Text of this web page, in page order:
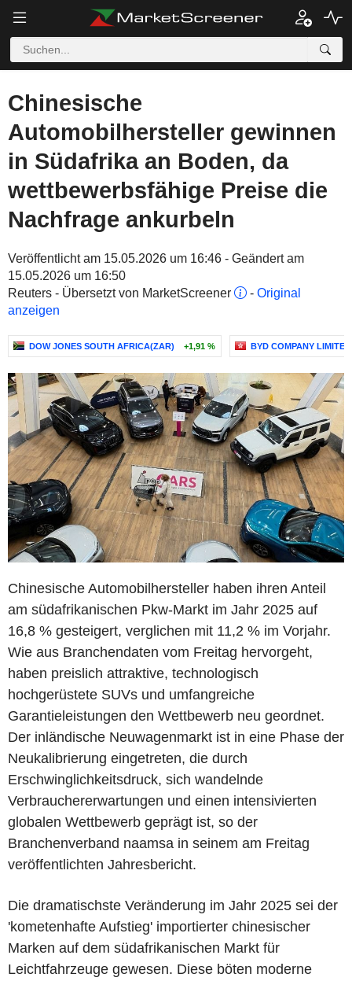
Chinesische
Automobilhersteller gewinnen
in Südafrika an Boden, da
wettbewerbsfähige Preise die
Nachfrage ankurbeln
Veröffentlicht am 15.05.2026 um 16:46 - Geändert am
15.05.2026 um 16:50
Reuters - Übersetzt von MarketScreener
- Original
anzeigen
DOW JONES SOUTH AFRICA(ZAR) +1,91 % BYD COMPANY LIMITED
Chinesische Automobilhersteller haben ihren Anteil
am südafrikanischen Pkw-Markt im Jahr 2025 auf
16,8 % gesteigert, verglichen mit 11,2 % im Vorjahr.
Wie aus Branchendaten vom Freitag hervorgeht,
haben preislich attraktive, technologisch
hochgerüstete SUVs und umfangreiche
Garantieleistungen den Wettbewerb neu geordnet.
Der inländische Neuwagenmarkt ist in eine Phase der
Neukalibrierung eingetreten, die durch
Erschwinglichkeitsdruck, sich wandelnde
Verbrauchererwartungen und einen intensivierten
globalen Wettbewerb geprägt ist, so der
Branchenverband naamsa in seinem am Freitag
veröffentlichten Jahresbericht.
Die dramatischste Veränderung im Jahr 2025 sei der
'kometenhafte Aufstieg' importierter chinesischer
Marken auf dem südafrikanischen Markt für
Leichtfahrzeuge gewesen. Diese böten moderne